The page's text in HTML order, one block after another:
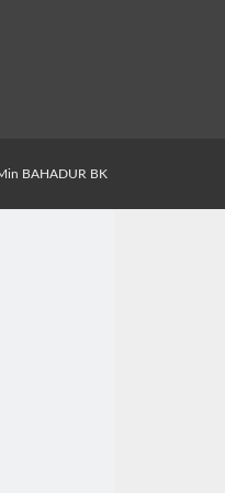
BAHADUR BK